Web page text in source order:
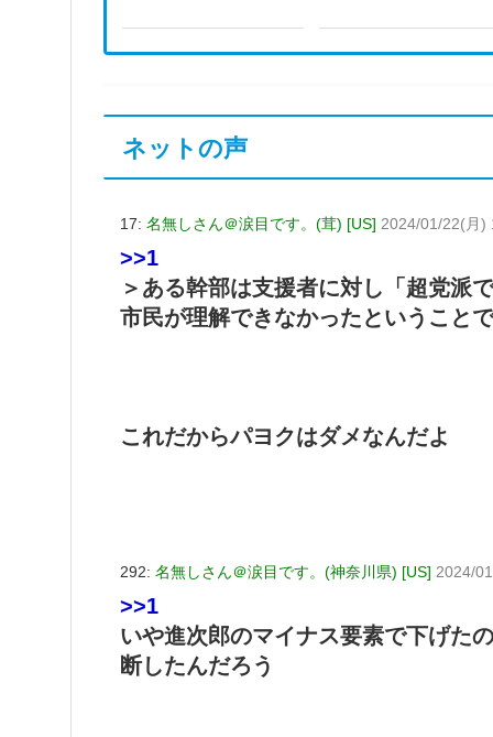
ネットの声
17: 名無しさん＠涙目です。(茸) [US] 2024/01/22(月)
>>1
＞ある幹部は支援者に対し「超党派
市民が理解できなかったということ
これだからパヨクはダメなんだよ
292: 名無しさん＠涙目です。(神奈川県) [US] 2024/
>>1
いや進次郎のマイナス要素で下げた
断したんだろう